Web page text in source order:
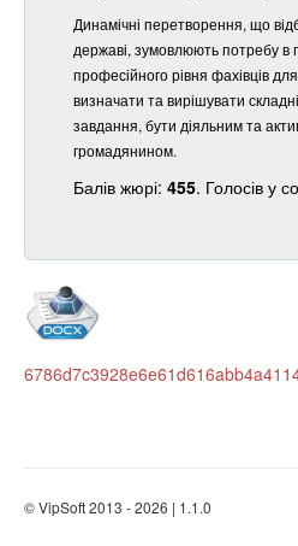
Динамічні перетворення, що
державі, зумовлюють потребу в
професійного рівня фахівців
визначати та вирішувати
завдання, бути діяльним та
громадянином.
Балів жюрі: 455. Голосів у
© VipSoft 2013 - 2026 | 1.1.0